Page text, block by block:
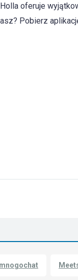
oferuje
Pobierz
mnogochat